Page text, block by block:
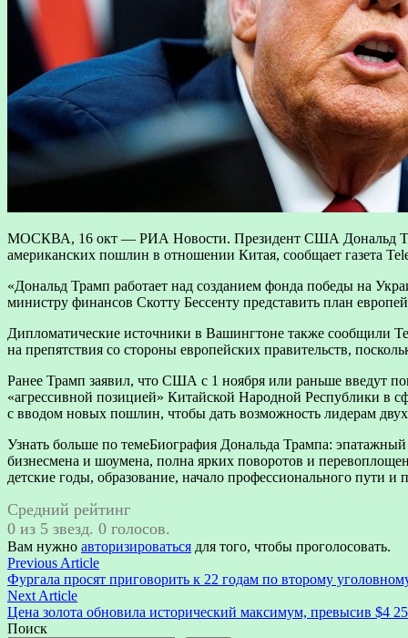
МОСКВА, 16 окт — РИА Новости. Президент США Дональд
американских пошлин в отношении Китая, сообщает газета
«Дональд Трамп работает над созданием фонда победы на
министру финансов Скотту Бессенту представить план
Дипломатические источники в Вашингтоне также сообщили
на препятствия со стороны европейских правительств,
Ранее Трамп заявил, что США с 1 ноября или раньше введут
«агрессивной позицией» Китайской Народной Республики в
с вводом новых пошлин, чтобы дать возможность лидерам
Узнать больше по темеБиография Дональда Трампа:
бизнесмена и шоумена, полна ярких поворотов и
детские годы, образование, начало профессионального пути и
Средний рейтинг
0 из 5 звезд. 0 голосов.
Вам нужно авторизироваться для того, чтобы проголосовать.
Навигация
по
записям
Previous ArticlePrevious
article:
Фургала просят приговорить к 22 годам по второму
Next ArticleNext
article:
Цена золота обновила исторический максимум, превысив $4
Поиск